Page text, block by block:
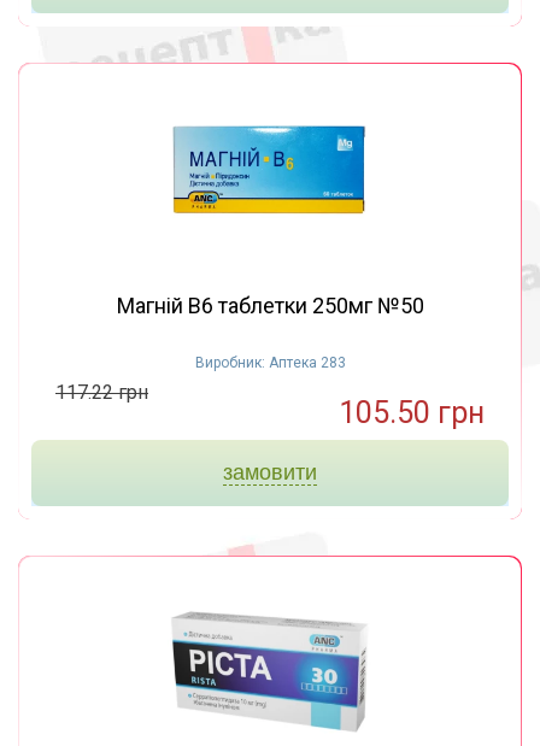
Магній B6 таблетки 250мг №50
Виробник: Аптека 283
117.22 грн
105.50 грн
замовити